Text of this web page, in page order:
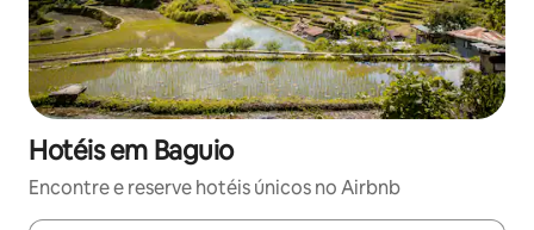
Hotéis em Baguio
Encontre e reserve hotéis únicos no Airbnb